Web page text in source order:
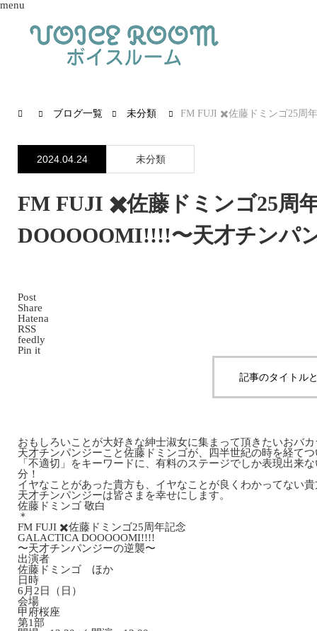
menu
ブログ一覧 未分類 FM FUJI ✖️佐藤ドミンゴ25周
2024.04.24 未分類
FM FUJI ✖️佐藤ドミンゴ25周
DOOOOOMI!!!!〜天才チンパ
Post
Share
Hatena
RSS
feedly
Pin it
記事のタイトル
おもしろいことが大好きな紳士淑女に集まって頂きたいおバ
天才チンパンジーこと佐藤ドミンゴが、四半世紀の時を経て
「不適切」をキーワードに、有料のステージでしか表現出来
分！
イヤなことがあった貴方も、イヤなことが良くわかってない
天才チンパンジーは皆さまを幸せにします。
佐藤ドミンゴ 敬白
＊
FM FUJI ✖️佐藤ドミンゴ25周年記念
GALACTICA DOOOOOMI!!!!
〜天才チンパンジーの逆襲〜
出演者
佐藤ドミンゴ ほか
日時
6月2日（日）
会場
甲府桜座
第1部